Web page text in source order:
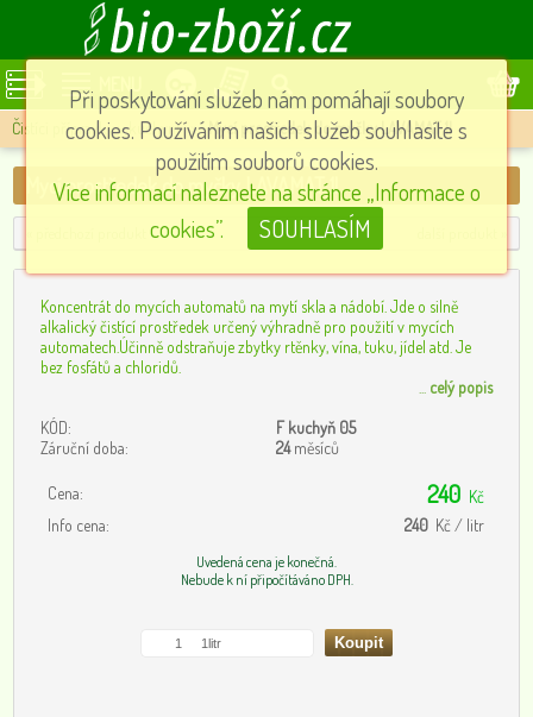
MENU
Čistíci přípravky v kuchyni » Mycí prostředek do myčky LAVAMAT 1l
Mycí prostředek do myčky LAVAMAT 1l
Koncentrát do mycích automatů na mytí skla a nádobí. Jde o silně
alkalický čistící prostředek určený výhradně pro použití v mycích
automatech.Účinně odstraňuje zbytky rtěnky, vína, tuku, jídel atd. Je
bez fosfátů a chloridů.
celý popis
KÓD:
F kuchyň 05
Záruční doba:
24měsíců
Cena: 240 Kč
Info cena:
240 Kč / litr
Uvedená cena je konečná.
Nebude k ní připočítáváno DPH.
Při poskytování služeb nám pomáhají soubory
cookies. Používáním našich služeb souhlasíte s
použitím souborů cookies.
Více informací naleznete na stránce „Informace o
cookies”.
SOUHLASÍM